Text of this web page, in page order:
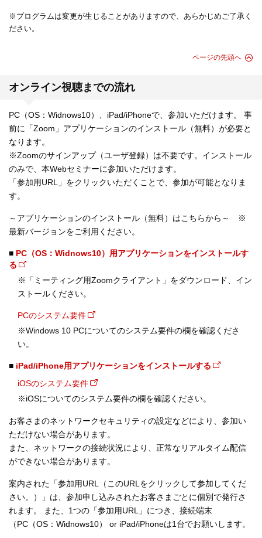
※プログラムは変更が生じることがありますので、あらかじめご了承く
ださい。
ページの先頭へ
オンライン視聴までの流れ
PC（OS：Widnows10）、iPad/iPhoneで、参加いただけます。 事
前に「Zoom」アプリケーションのインストール（無料）が必要と
なります。
※Zoomのサインアップ（ユーザ登録）は不要です。インストール
のみで、本Webセミナーに参加いただけます。
「参加用URL」をクリックいただくことで、参加が可能となりま
す。
～アプリケーションのインストール（無料）はこちらから～ ※
最新バージョンをご利用ください。
■ PC（OS：Widnows10）用アプリケーションをインストールす
る
※「ミーティング用Zoomクライアント」をダウンロード、イン
ストールください。
PCのシステム要件
※Windows 10 PCについてのシステム要件の欄を確認くださ
い。
■ iPad/iPhone用アプリケーションをインストールする
iOSのシステム要件
※iOSについてのシステム要件の欄を確認ください。
お客さまのネットワークセキュリティの設定などにより、参加い
ただけない場合があります。
また、ネットワークの接続状況により、正常なリアルタイム配信
ができない場合があります。
案内された「参加用URL（このURLをクリックして参加してくだ
さい。）」は、参加申し込みされたお客さまごとに個別で発行さ
れます。 また、1つの「参加用URL」につき、接続端末
（PC（OS：Widnows10） or iPad/iPhoneは1台でお願いします。